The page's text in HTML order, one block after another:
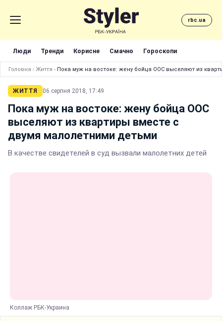
rbc.ua
Люди Тренди Корисне Смачно Гороскопи
Головна › Життя › Пока муж на востоке: жену бойца ООС выселяют из
ЖИТТЯ 06 серпня 2018, 17:49
Пока муж на востоке: жену бойца ООС
выселяют из квартиры вместе с
двумя малолетними детьми
В качестве свидетелей в суд вызвали малолетних детей
Коллаж РБК-Украина